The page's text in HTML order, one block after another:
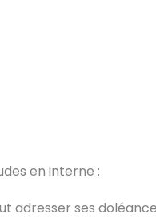
en interne :
adresser ses